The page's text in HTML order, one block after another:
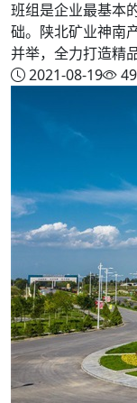
班组是企业最基本
础。陕北矿业神南
并举，全力打造精
2021-08-19